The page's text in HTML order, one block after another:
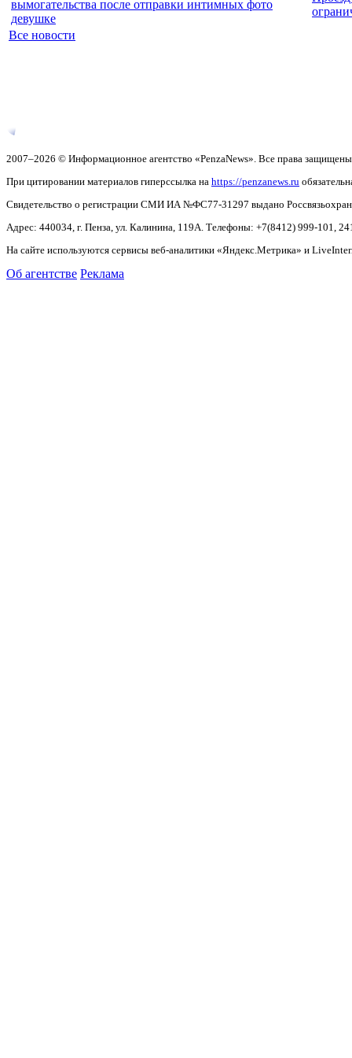
вымогательства после отправки интимных фото
девушке
Все новости
2007–2026 © Информационное агентство «PenzaNews». Все права
При цитировании материалов гиперссылка на https://penzanews.ru
Свидетельство о регистрации СМИ ИА №ФС77-31297 выдано
Адрес: 440034, г. Пенза, ул. Калинина, 119А. Телефоны: +7(8412) 999-101,
На сайте используются сервисы веб-аналитики «Яндекс.Метрика» и
Об агентстве Реклама